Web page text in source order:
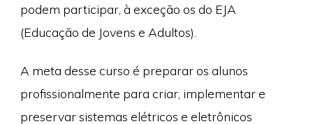
podem participar, à exceção os do EJA
(Educação de Jovens e Adultos).
A meta desse curso é preparar os alunos
profissionalmente para criar, implementar e
preservar sistemas elétricos e eletrônicos